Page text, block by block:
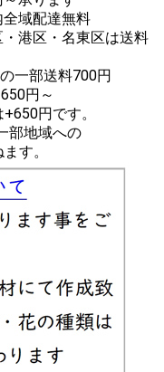
域配達無料
港区・名東区は送料
一部送料700円
円～
円です。
部地域への
す。